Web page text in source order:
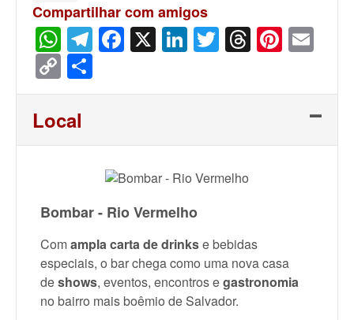
Compartilhar com amigos
WhatsApp
Telegram
Facebook
X LinkedIn
Twitter
Threads
Copy
Link
Local
Bombar - Rio Vermelho
Comampla carta de drinkse bebidas
especiais, o bar chega como uma nova casa
deshows, eventos, encontros egastronomia
no bairro mais boêmio de Salvador.